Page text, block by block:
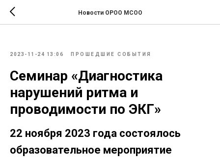
Новости ОРОО МСОО
2023-11-24 13:06 ПРОШЕДШИЕ СОБЫТИЯ
Семинар «Диагностика
нарушений ритма и
проводимости по ЭКГ»
22 ноября 2023 года состоялось
образовательное мероприятие